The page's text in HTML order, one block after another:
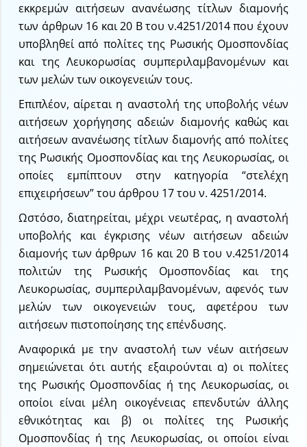
εκκρεμών αιτήσεων ανανέωσης τίτλων διαμονής
των άρθρων 16 και 20 Β του ν.4251/2014 που έχουν
υποβληθεί από πολίτες της Ρωσικής Ομοσπονδίας
και της Λευκορωσίας συμπεριλαμβανομένων και
των μελών των οικογενειών τους.
Επιπλέον, αίρεται η αναστολή της υποβολής νέων
αιτήσεων χορήγησης αδειών διαμονής καθώς και
αιτήσεων ανανέωσης τίτλων διαμονής από πολίτες
της Ρωσικής Ομοσπονδίας και της Λευκορωσίας, οι
οποίες εμπίπτουν στην κατηγορία “στελέχη
επιχειρήσεων” του άρθρου 17 του ν. 4251/2014.
Ωστόσο, διατηρείται, μέχρι νεωτέρας, η αναστολή
υποβολής και έγκρισης νέων αιτήσεων αδειών
διαμονής των άρθρων 16 και 20 Β του ν.4251/2014
πολιτών της Ρωσικής Ομοσπονδίας και της
Λευκορωσίας, συμπεριλαμβανομένων, αφενός των
μελών των οικογενειών τους, αφετέρου των
αιτήσεων πιστοποίησης της επένδυσης.
Αναφορικά με την αναστολή των νέων αιτήσεων
σημειώνεται ότι αυτής εξαιρούνται α) οι πολίτες
της Ρωσικής Ομοσπονδίας ή της Λευκορωσίας, οι
οποίοι είναι μέλη οικογένειας επενδυτών άλλης
εθνικότητας και β) οι πολίτες της Ρωσικής
Ομοσπονδίας ή της Λευκορωσίας, οι οποίοι είναι